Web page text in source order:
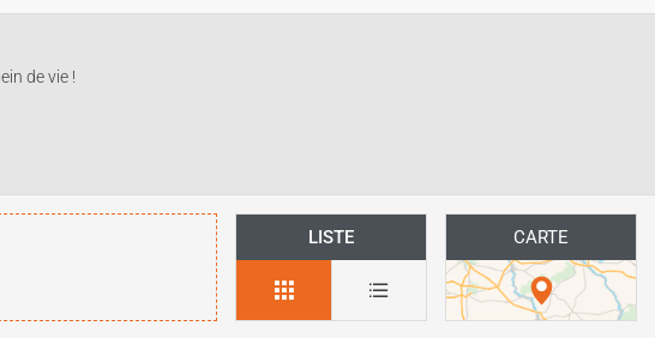
de vie !
LISTE CARTE